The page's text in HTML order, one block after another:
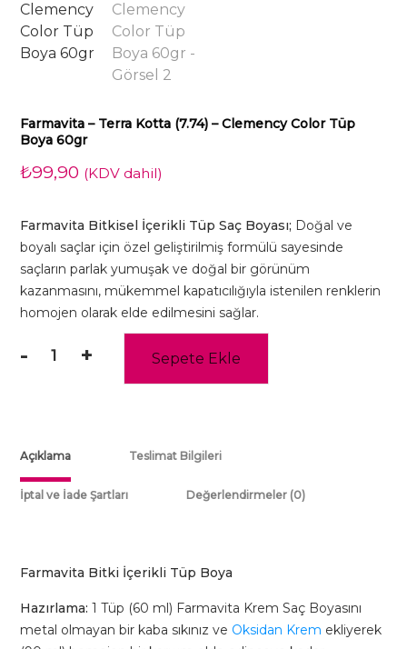
Farmavita – Terra Kotta (7.74) – Clemency Color Tüp
Boya 60gr
₺99,90 (KDV dahil)
Farmavita Bitkisel İçerikli Tüp Saç Boyası; Doğal ve
boyalı saçlar için özel geliştirilmiş formülü sayesinde
saçların parlak yumuşak ve doğal bir görünüm
kazanmasını, mükemmel kapatıcılığıyla istenilen renklerin
homojen olarak elde edilmesini sağlar.
-Farmavita
(7.74)
-
Clemency
60gr
adet
+ Sepete Ekle
Açıklama Teslimat Bilgileri
İptal ve İade Şartları Değerlendirmeler (0)
Farmavita Bitki İçerikli Tüp Boya
Hazırlama: 1 Tüp (60 ml) Farmavita Krem Saç Boyasını
metal olmayan bir kaba sıkınız ve Oksidan Krem ekliyerek